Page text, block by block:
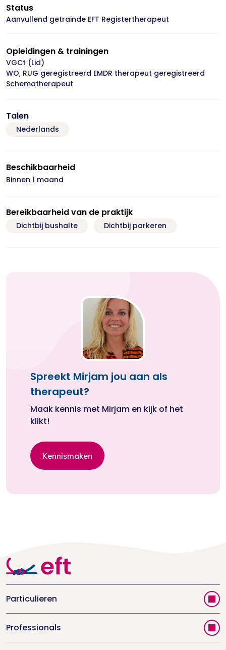
Status
Aanvullend getrainde EFT Registertherapeut
Opleidingen & trainingen
VGCt (Lid)
WO, RUG geregistreerd EMDR therapeut geregistreerd
Schematherapeut
Talen
Nederlands
Beschikbaarheid
Binnen 1 maand
Bereikbaarheid van de praktijk
Dichtbij bushalte Dichtbij parkeren
Spreekt Mirjam jou aan als
therapeut?
Maak kennis met Mirjam en kijk of het
klikt!
Kennismaken
Particulieren
Vind jouw therapeut
Videoportal
Professionals